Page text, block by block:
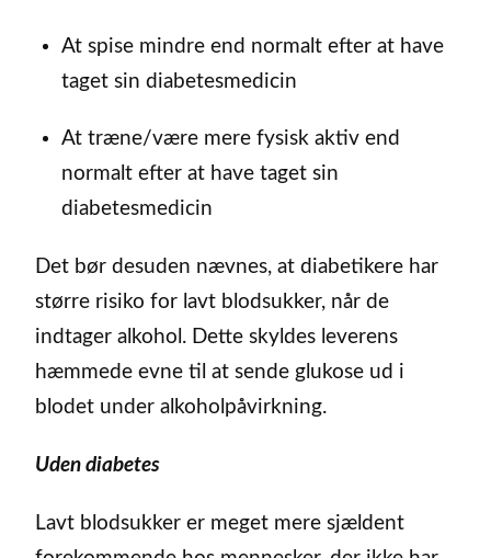
At spise mindre end normalt efter at have
taget sin diabetesmedicin
At træne/være mere fysisk aktiv end
normalt efter at have taget sin
diabetesmedicin
Det bør desuden nævnes, at diabetikere har
større risiko for lavt blodsukker, når de
indtager alkohol. Dette skyldes leverens
hæmmede evne til at sende glukose ud i
blodet under alkoholpåvirkning.
Uden diabetes
Lavt blodsukker er meget mere sjældent